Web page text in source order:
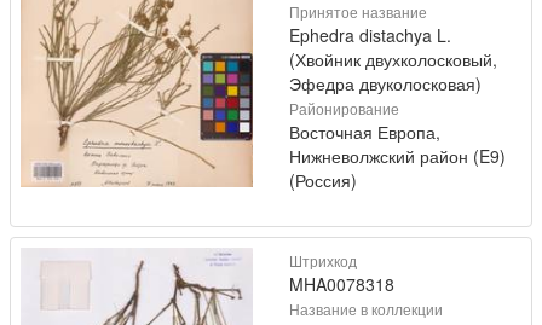
Принятое название
Ephedra distachya L.
(Хвойник двухколосковый,
Эфедра двуколосковая)
Районирование
Восточная Европа,
Нижневолжский район (E9)
(Россия)
Штрихкод
MHA0078318
Название в коллекции